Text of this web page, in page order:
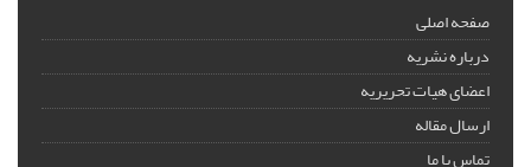
صفحه اصلی
درباره نشریه
اعضای هیات تحریریه
ارسال مقاله
تماس با ما